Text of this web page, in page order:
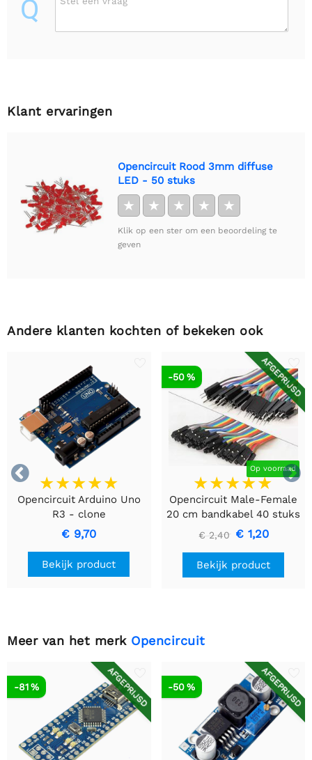
Q
Klant ervaringen
Opencircuit Rood 3mm diffuse
LED - 50 stuks
★ ★ ★ ★ ★
Klik op een ster om een beoordeling te
geven
Andere klanten kochten of bekeken ook


Opencircuit Arduino Uno
R3 - clone
€ 9,70
Bekijk product
AFGEPRIJSD
Op voorraad
-50 %
Opencircuit Male-Female
20 cm bandkabel 40 stuks
€ 2,40 € 1,20
Bekijk product
Meer van het merk Opencircuit
AFGEPRIJSD
-81 % AFGEPRIJSD
-50 %